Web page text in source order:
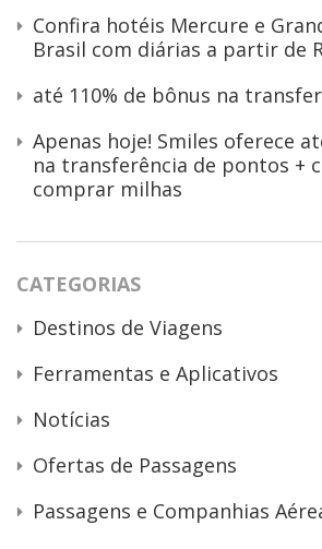
Confira hotéis Mercure e
Brasil com diárias a partir de
até 110% de bônus na
Apenas hoje! Smiles oferece
na transferência de pontos +
comprar milhas
CATEGORIAS
Destinos de Viagens
Ferramentas e Aplicativos
Notícias
Ofertas de Passagens
Passagens e Companhias